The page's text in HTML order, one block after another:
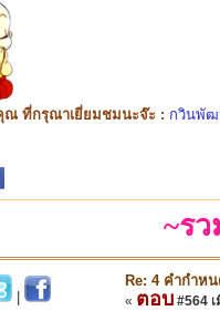
ณ ที่กรุณาเยี่ยมชมนะจ๊ะ : กวินพั
~ร
Re: 4 คำกำห
« ตอบ #564